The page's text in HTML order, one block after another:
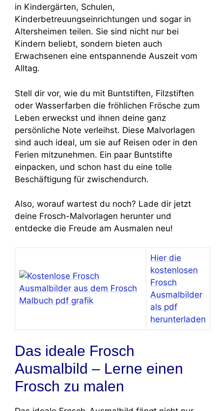
in Kindergärten, Schulen,
Kinderbetreuungseinrichtungen und sogar in
Altersheimen teilen. Sie sind nicht nur bei
Kindern beliebt, sondern bieten auch
Erwachsenen eine entspannende Auszeit vom
Alltag.
Stell dir vor, wie du mit Buntstiften, Filzstiften
oder Wasserfarben die fröhlichen Frösche zum
Leben erweckst und ihnen deine ganz
persönliche Note verleihst. Diese Malvorlagen
sind auch ideal, um sie auf Reisen oder in den
Ferien mitzunehmen. Ein paar Buntstifte
einpacken, und schon hast du eine tolle
Beschäftigung für zwischendurch.
Also, worauf wartest du noch? Lade dir jetzt
deine Frosch-Malvorlagen herunter und
entdecke die Freude am Ausmalen neu!
Hier die
kostenlosen
Frosch
Ausmalbilder
als pdf
herunterladen
Das ideale Frosch
Ausmalbild – Lerne einen
Frosch zu malen